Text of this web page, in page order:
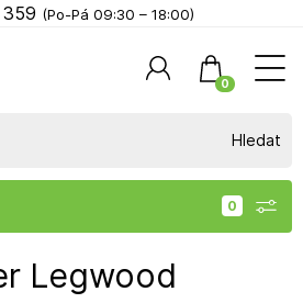
Legwood
359 (Po-Pá 09:30 – 18:00)
0
Hledat